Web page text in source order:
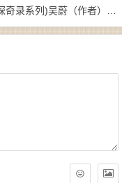
蔚（作者）-epub+mobi+azw3